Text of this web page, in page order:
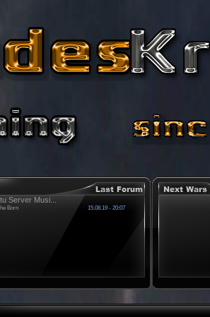
Server Musi...
Born 15.08.19 - 20:07